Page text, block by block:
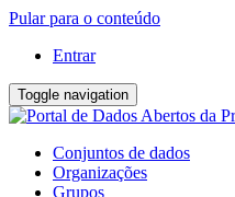
Pular para o conteúdo
Entrar
Toggle navigation
Conjuntos de dados
Organizações
Grupos